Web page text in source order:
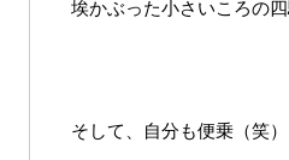
埃かぶった小さいころの
そして、自分も便乗（笑）